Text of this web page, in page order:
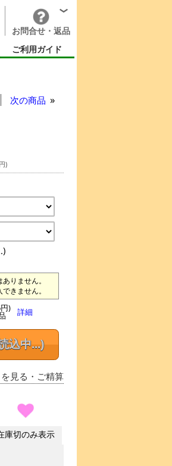
お問合せ・返品
ご利用ガイド
次の商品
)
りません。
きません。
) 詳細
込中...)
見る ・ご精算
庫切のみ表示